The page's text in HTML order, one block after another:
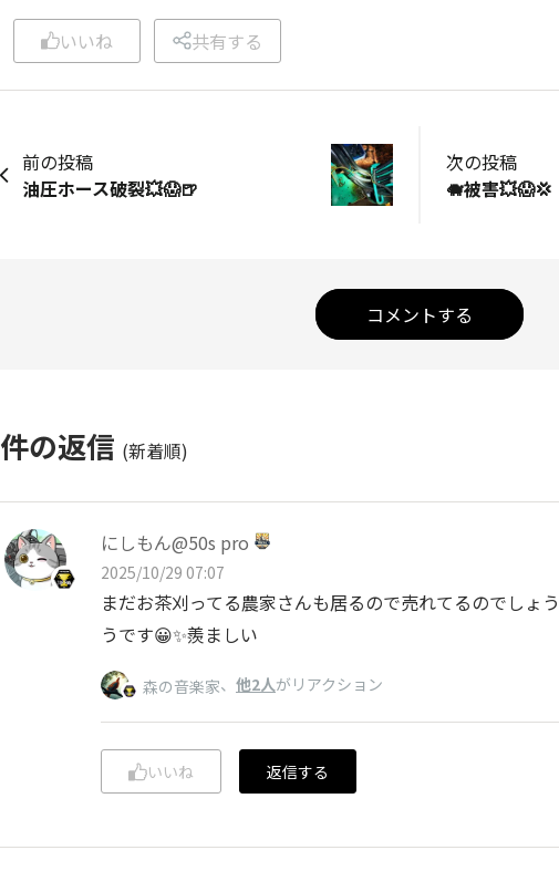
いいね 共有する
前の投稿
油圧ホース破裂💥😱🍺
次の投稿
🐗被害💥😱💢
コメントする
件の返信 (新着順)
にしもん@50s pro
2025/10/29 07:07
まだお茶刈ってる農家さんも居るので売れてるのでしょ
うです😀✨羨ましい
森の音楽家、 他2人がリアクション
いいね 返信する